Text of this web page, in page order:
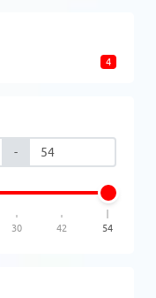
4
-
30 42 54